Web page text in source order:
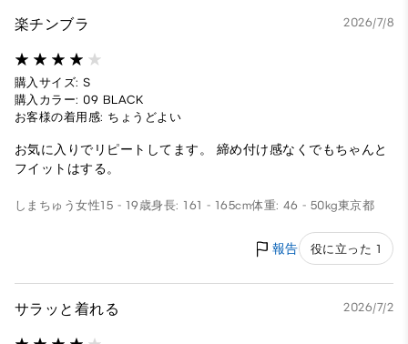
楽チンブラ 2026/7/8
購入サイズ: S
購入カラー: 09 BLACK
お客様の着用感: ちょうどよい
お気に入りでリピートしてます。 締め付け感なくでもちゃんと
フイットはする。
しまちゅう女性15 - 19歳身長: 161 - 165cm体重: 46 - 50kg東京都
報告 役に立った 1
サラッと着れる 2026/7/2